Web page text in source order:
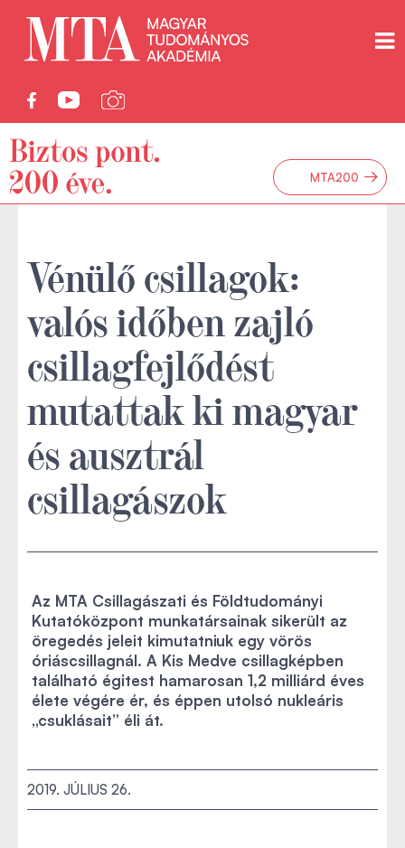
MTA200 →
Vénülő csillagok:
valós időben zajló
csillagfejlődést
mutattak ki magyar
és ausztrál
csillagászok
Az MTA Csillagászati és Földtudományi
Kutatóközpont munkatársainak sikerült az
öregedés jeleit kimutatniuk egy vörös
óriáscsillagnál. A Kis Medve csillagképben
található égitest hamarosan 1,2 milliárd éves
élete végére ér, és éppen utolsó nukleáris
„csuklásait” éli át.
2019. JÚLIUS 26.